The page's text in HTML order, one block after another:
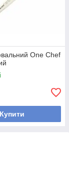
One Chef
Купити